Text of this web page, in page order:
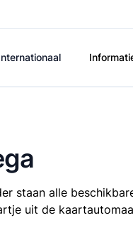
staan alle
uit de